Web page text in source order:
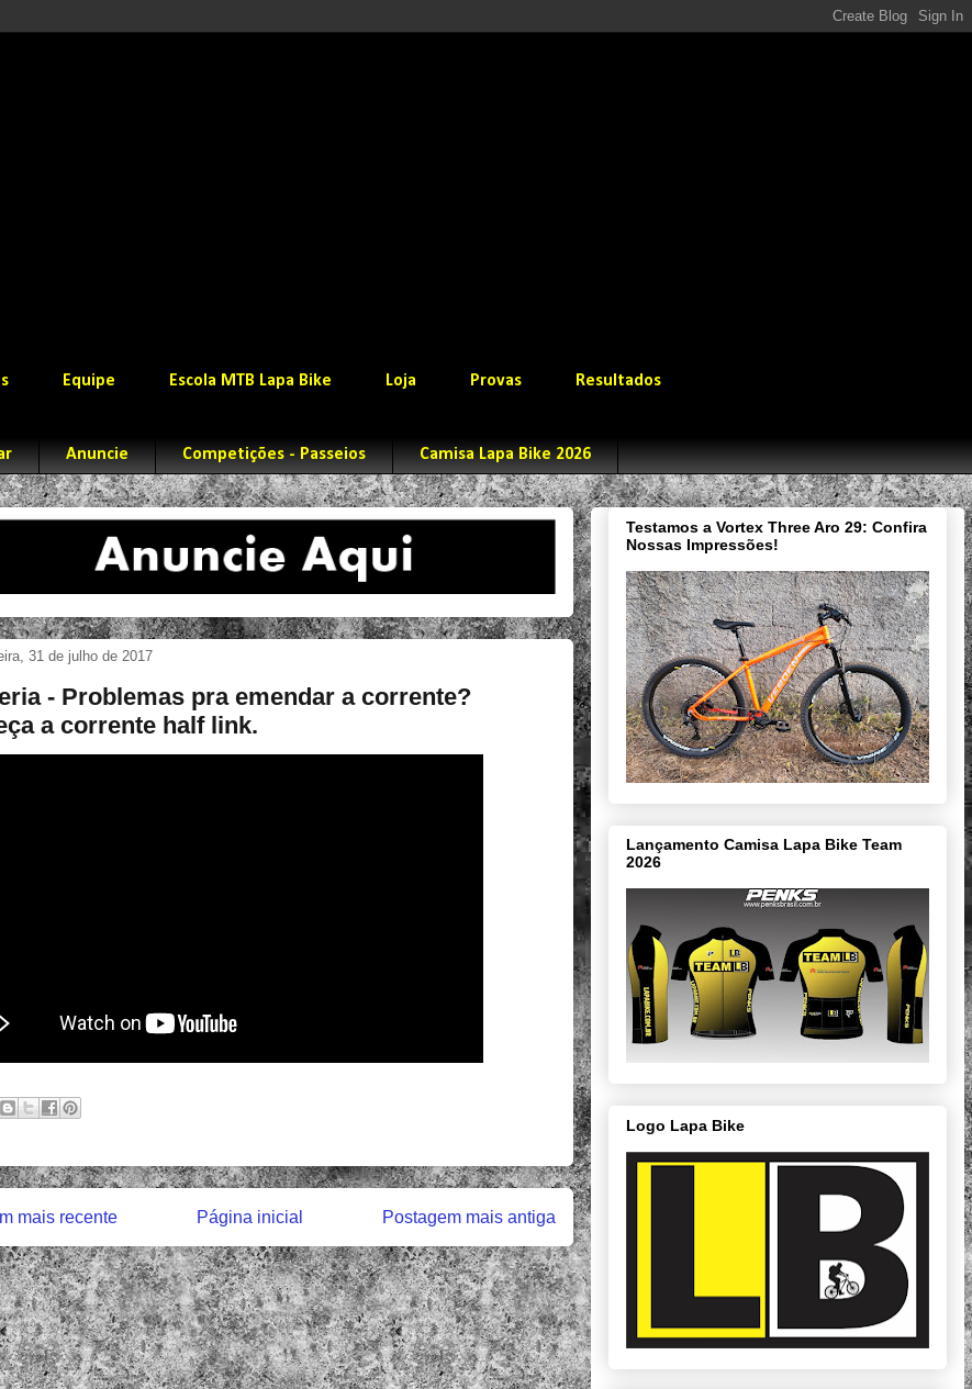
Equipe Escola MTB Lapa Bike Loja Provas Resultados
Anuncie Competições - Passeios Camisa Lapa Bike 2026
31 de julho de 2017
- Problemas pra emendar a corrente?
a corrente half link.
mais recente Postagem mais antiga
Página inicial
Testamos a Vortex Three Aro 29: Confira
Nossas Impressões!
Lançamento Camisa Lapa Bike Team
2026
Logo Lapa Bike